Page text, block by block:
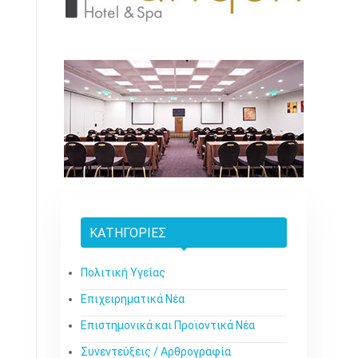
ΚΑΤΗΓΟΡΊΕΣ
Πολιτική Υγείας
Επιχειρηματικά Νέα
Επιστημονικά και Προϊοντικά Νέα
Συνεντεύξεις / Αρθρογραφία